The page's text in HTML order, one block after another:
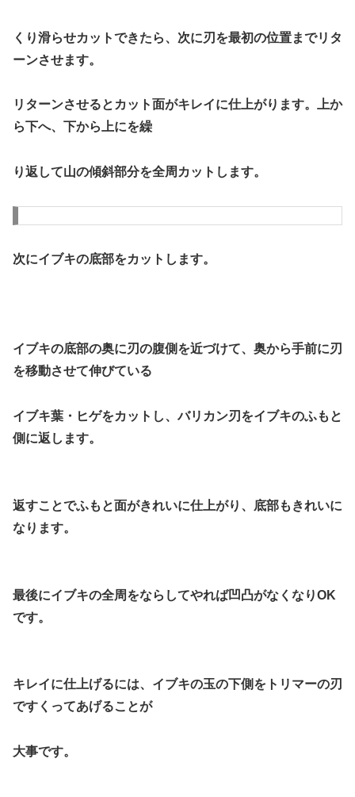
くり滑らせカットできたら、次に刃を最初の位置までリタ
ーンさせます。
リターンさせるとカット面がキレイに仕上がります。上か
ら下へ、下から上にを繰
り返して山の傾斜部分を全周カットします。
次にイブキの底部をカットします。
イブキの底部の奥に刃の腹側を近づけて、奥から手前に刃
を移動させて伸びている
イブキ葉・ヒゲをカットし、バリカン刃をイブキのふもと
側に返します。
返すことでふもと面がきれいに仕上がり、底部もきれいに
なります。
最後にイブキの全周をならしてやれば凹凸がなくなりOK
です。
キレイに仕上げるには、イブキの玉の下側をトリマーの刃
ですくってあげることが
大事です。